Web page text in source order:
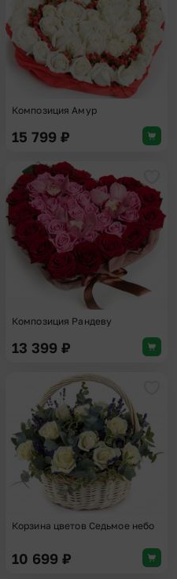
Композиция Амур
15 799 ₽
в избранное
Композиция Рандеву
13 399 ₽
в избранное
Корзина цветов Седьмое небо
10 699 ₽